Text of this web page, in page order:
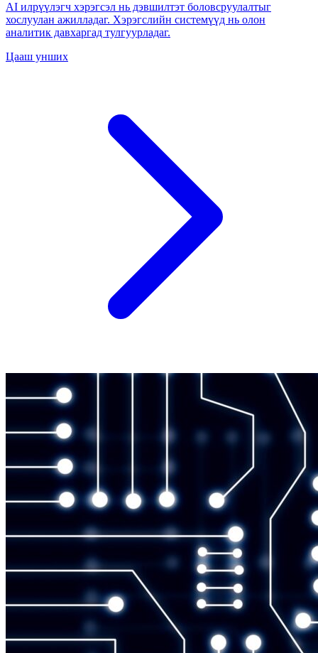
AI илрүүлэгч хэрэгсэл нь дэвшилтэт боловсруулалтыг
хослуулан ажилладаг. Хэрэгслийн системүүд нь олон
аналитик давхаргад тулгуурладаг.
Цааш унших